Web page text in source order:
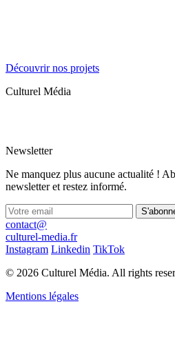
Découvrir nos projets
Culturel Média
Newsletter
Ne manquez plus aucune actualité !
newsletter et restez informé.
contact@
culturel-media.fr
Instagram Linkedin TikTok
© 2026 Culturel Média. All rights
Mentions légales